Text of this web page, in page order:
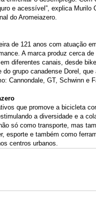
e acessível”, explica Murilo
do Aromeiazero.
de 121 anos com atuação
A marca produz cerca
diferentes canais, desde
grupo canadense Dorel,
Cannondale, GT, Schwinn e
que promove a bicicleta
a diversidade e a
só como transporte, mas
esporte e também como
centros urbanos.